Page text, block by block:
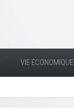
VIE ÉCONOMIQUE